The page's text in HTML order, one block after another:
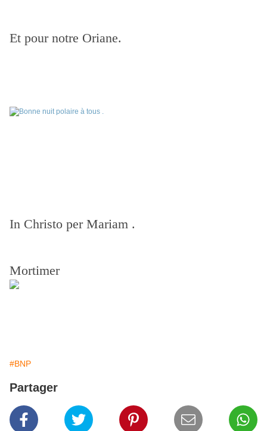
Et pour notre Oriane.
In Christo per Mariam .
Mortimer
#BNP
Partager